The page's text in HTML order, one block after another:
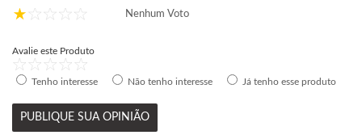
Nenhum Voto
Avalie este Produto
Tenho interesse Não tenho interesse Já tenho esse produto
PUBLIQUE SUA OPINIÃO